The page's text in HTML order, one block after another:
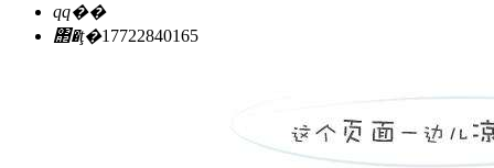
qq��
΢�ţ�17722840165